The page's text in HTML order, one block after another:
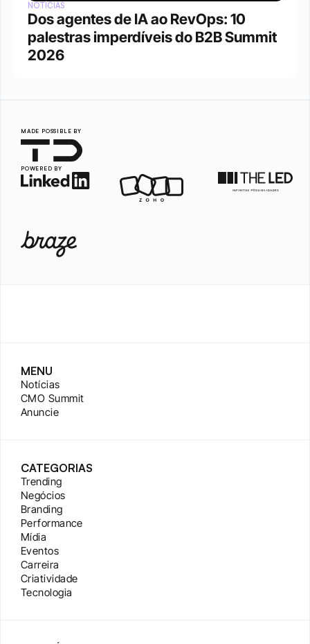
NOTÍCIAS
Dos agentes de IA ao RevOps: 10
palestras imperdíveis do B2B Summit
2026
MADE POSSIBLE BY
POWERED BY
MENU
Notícias
CMO Summit
Anuncie
CATEGORIAS
Trending
Negócios
Branding
Performance
Mídia
Eventos
Carreira
Criatividade
Tecnologia